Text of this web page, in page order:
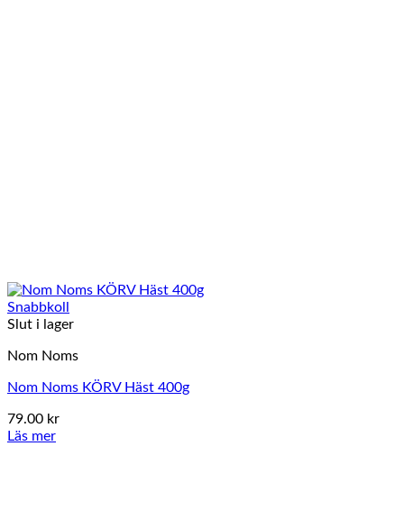
Snabbkoll
Slut i lager
Nom Noms
Nom Noms KÖRV Häst 400g
79.00 kr
Läs mer